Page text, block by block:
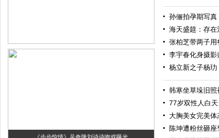
孙俪拍孕期写
海天盛筵：存
张柏芝带两子
李宇春化身摄
杨立新之子杨
韩寒坐草垛旧
77岁双性人白
大胸美女完美
陈坤遭粉丝砸